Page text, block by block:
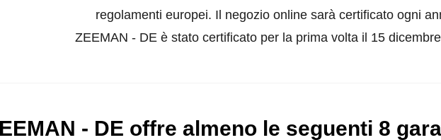
regolamenti europei. Il negozio online sarà certificato ogni
ZEEMAN - DE è stato certificato per la prima volta il 15
- DE offre almeno le seguenti 8